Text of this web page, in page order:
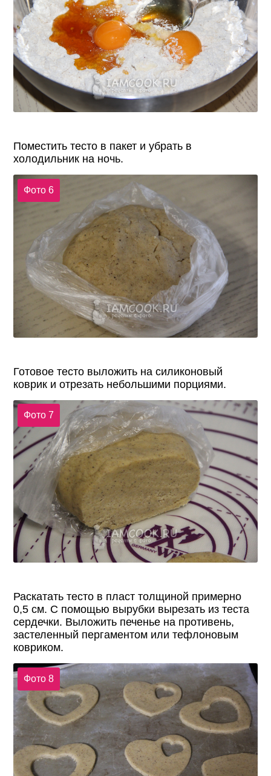
Поместить тесто в пакет и убрать в
холодильник на ночь.
Фото 6
Готовое тесто выложить на силиконовый
коврик и отрезать небольшими порциями.
Фото 7
Раскатать тесто в пласт толщиной примерно
0,5 см. С помощью вырубки вырезать из теста
сердечки. Выложить печенье на противень,
застеленный пергаментом или тефлоновым
ковриком.
Фото 8